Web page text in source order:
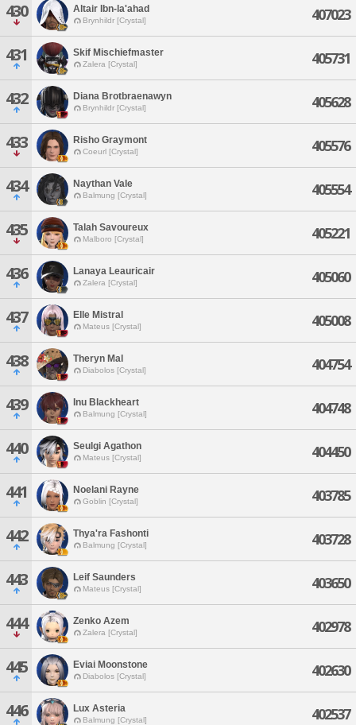
430 Altair Ibn-la'ahad
Brynhildr [Crystal] 407023
431 Skif Mischiefmaster
Zalera [Crystal] 405731
432 Diana Brotbraenawyn
Brynhildr [Crystal] 405628
433 Risho Graymont
Coeurl [Crystal] 405576
434 Naythan Vale
Balmung [Crystal] 405554
435 Talah Savoureux
Malboro [Crystal] 405221
436 Lanaya Leauricair
Zalera [Crystal] 405060
437 Elle Mistral
Mateus [Crystal] 405008
438 Theryn Mal
Diabolos [Crystal] 404754
439 Inu Blackheart
Balmung [Crystal] 404748
440 Seulgi Agathon
Mateus [Crystal] 404450
441 Noelani Rayne
Goblin [Crystal] 403785
442 Thya'ra Fashonti
Balmung [Crystal] 403728
443 Leif Saunders
Mateus [Crystal] 403650
444 Zenko Azem
Zalera [Crystal] 402978
445 Eviai Moonstone
Diabolos [Crystal] 402630
446 Lux Asteria
Balmung [Crystal] 402537